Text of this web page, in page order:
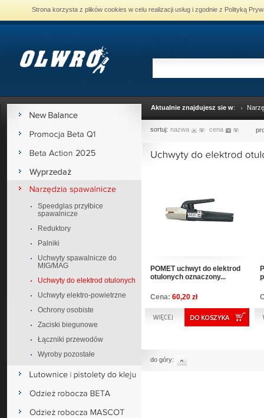
Strona korzysta z plików cookies w celu realizacji usług i zgodnie z Polityką
Speedglas przyłbice
spawalnicze
Reduktory
Palniki
Uchwyty spawalnicze do
MIG/MAG
Uchwyty do elektrod otulonych
Uchwyty elektro-powietrzne
Ochrony osobiste
Zaciski biegunowe
Łączniki przewodów
Wyroby pozostałe
Aktualnie znajdujesz sie w:
sortuj: nazwa cena
POMET uchwyt do elektrod
otulonych oznaczony...
Cena: 60,20 zł
do góry: